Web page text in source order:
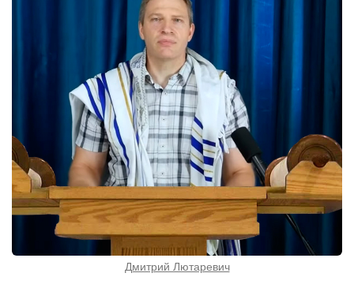
Дмитрий Лютаревич